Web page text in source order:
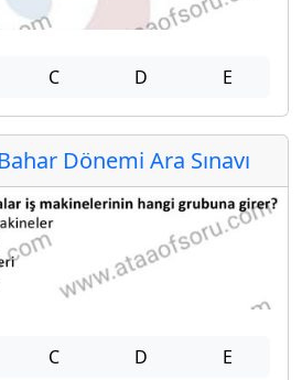
C D E
Dönemi Ara Sınavı
C D E